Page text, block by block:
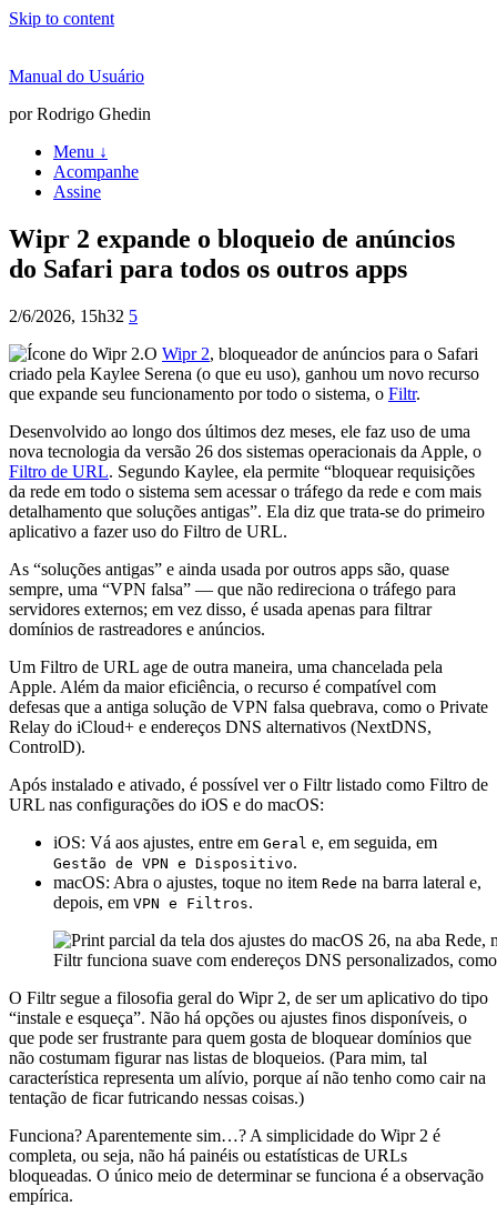
Skip to content
Manual do Usuário
por Rodrigo Ghedin
Menu ↓
Acompanhe
Assine
Wipr 2 expande o bloqueio de anúncios
do Safari para todos os outros apps
2/6/2026, 15h32 5
O Wipr 2, bloqueador de anúncios para o Safari
criado pela Kaylee Serena (o que eu uso), ganhou um novo recurso
que expande seu funcionamento por todo o sistema, o Filtr.
Desenvolvido ao longo dos últimos dez meses, ele faz uso de uma
nova tecnologia da versão 26 dos sistemas operacionais da Apple, o
Filtro de URL. Segundo Kaylee, ela permite “bloquear requisições
da rede em todo o sistema sem acessar o tráfego da rede e com mais
detalhamento que soluções antigas”. Ela diz que trata-se do primeiro
aplicativo a fazer uso do Filtro de URL.
As “soluções antigas” e ainda usada por outros apps são, quase
sempre, uma “VPN falsa” — que não redireciona o tráfego para
servidores externos; em vez disso, é usada apenas para filtrar
domínios de rastreadores e anúncios.
Um Filtro de URL age de outra maneira, uma chancelada pela
Apple. Além da maior eficiência, o recurso é compatível com
defesas que a antiga solução de VPN falsa quebrava, como o Private
Relay do iCloud+ e endereços DNS alternativos (NextDNS,
ControlD).
Após instalado e ativado, é possível ver o Filtr listado como Filtro de
URL nas configurações do iOS e do macOS:
iOS: Vá aos ajustes, entre em Geral e, em seguida, em
Gestão de VPN e Dispositivo.
macOS: Abra o ajustes, toque no item Rede na barra lateral e,
depois, em VPN e Filtros.
Filtr funciona suave com endereços DNS personalizados,
O Filtr segue a filosofia geral do Wipr 2, de ser um aplicativo do tipo
“instale e esqueça”. Não há opções ou ajustes finos disponíveis, o
que pode ser frustrante para quem gosta de bloquear domínios que
não costumam figurar nas listas de bloqueios. (Para mim, tal
característica representa um alívio, porque aí não tenho como cair na
tentação de ficar futricando nessas coisas.)
Funciona? Aparentemente sim…? A simplicidade do Wipr 2 é
completa, ou seja, não há painéis ou estatísticas de URLs
bloqueadas. O único meio de determinar se funciona é a observação
empírica.